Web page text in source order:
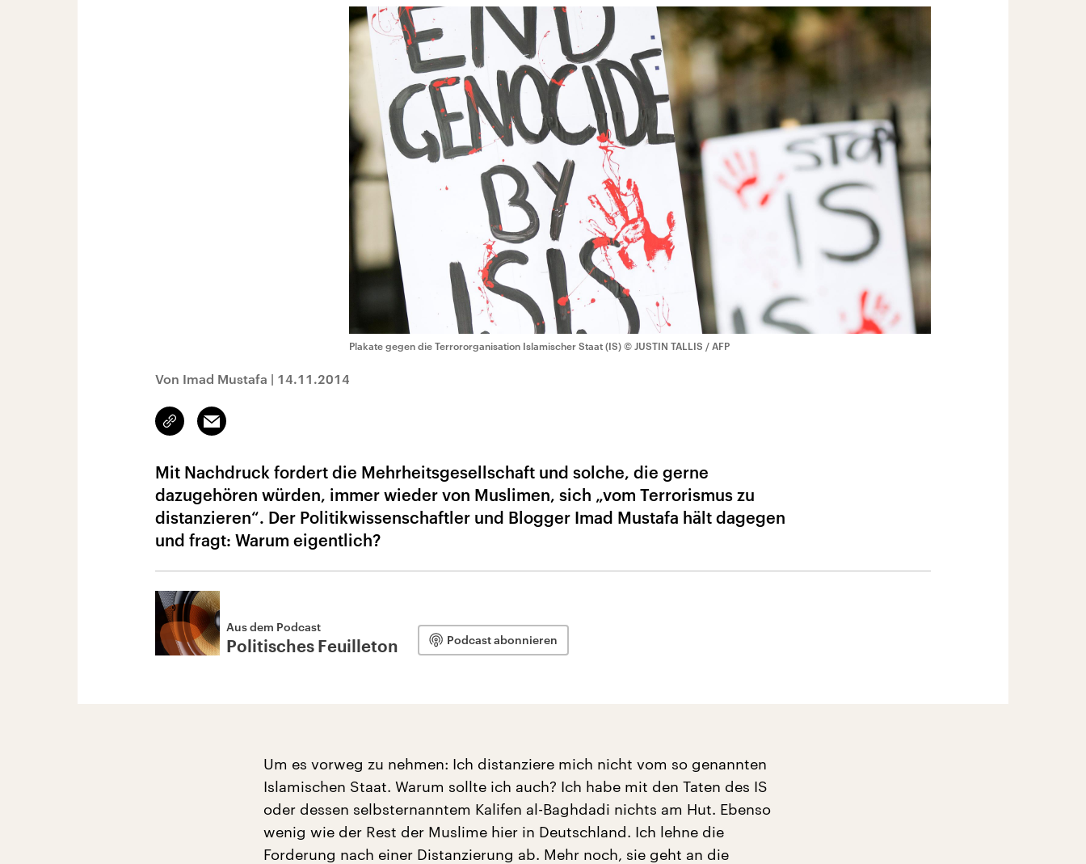
Plakate gegen die Terrororganisation Islamischer Staat (IS) © JUSTIN TALLIS / AFP
Von Imad Mustafa | 14.11.2014
Link
kopieren/teilen
Email
Mit Nachdruck fordert die Mehrheitsgesellschaft und solche, die gerne
dazugehören würden, immer wieder von Muslimen, sich „vom Terrorismus zu
distanzieren“. Der Politikwissenschaftler und Blogger Imad Mustafa hält dagegen
und fragt: Warum eigentlich?
Aus dem Podcast
Politisches Feuilleton Podcast abonnieren
Um es vorweg zu nehmen: Ich distanziere mich nicht vom so genannten
Islamischen Staat. Warum sollte ich auch? Ich habe mit den Taten des IS
oder dessen selbsternanntem Kalifen al-Baghdadi nichts am Hut. Ebenso
wenig wie der Rest der Muslime hier in Deutschland. Ich lehne die
Forderung nach einer Distanzierung ab. Mehr noch, sie geht an die